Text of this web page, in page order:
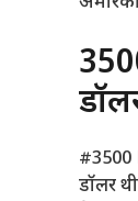
#3500
डॉलर